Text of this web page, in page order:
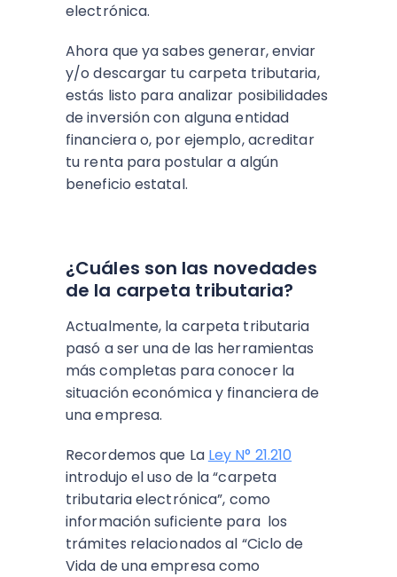
electrónica.
Ahora que ya sabes generar, enviar
y/o descargar tu carpeta tributaria,
estás listo para analizar posibilidades
de inversión con alguna entidad
financiera o, por ejemplo, acreditar
tu renta para postular a algún
beneficio estatal.
¿Cuáles son las novedades
de la carpeta tributaria?
Actualmente, la carpeta tributaria
pasó a ser una de las herramientas
más completas para conocer la
situación económica y financiera de
una empresa.
Recordemos que La Ley N° 21.210
introdujo eluso de la “carpeta
tributaria electrónica”, como
información suficiente para los
trámites relacionados al “Ciclo de
Vida de una empresa como